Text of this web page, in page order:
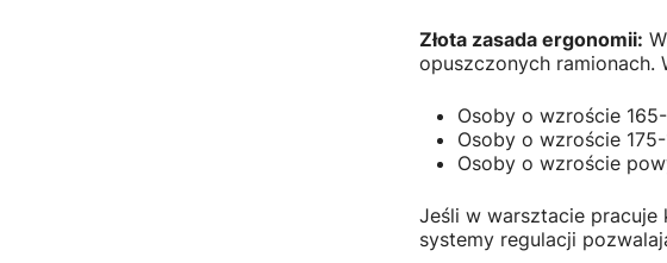
Złota zasada ergonomii:
opuszczonych ramionach.
Osoby o wzroście
Osoby o wzroście
Osoby o wzroście
Jeśli w warsztacie
systemy regulacji